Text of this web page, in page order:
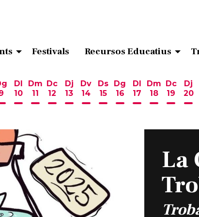
Festivals Recursos Educatius
7 d'agost
8 d'agost
Diumenge 9 d'agost
Dl
10
Dilluns 10 d'agost
Dm
11
Dimarts 11 d'agost
Dc
12
Dimecres 12 d'agost
Dj
13
Dijous 13 d'agost
Dv
14
Divendres 14 d'agost
Ds
15
Dissabte 15 d'agost
Dg
16
Diumenge 16
Dl
17
Dilluns 17
Dm
18
Dimarts 18
Dc
19
Dj
20
La